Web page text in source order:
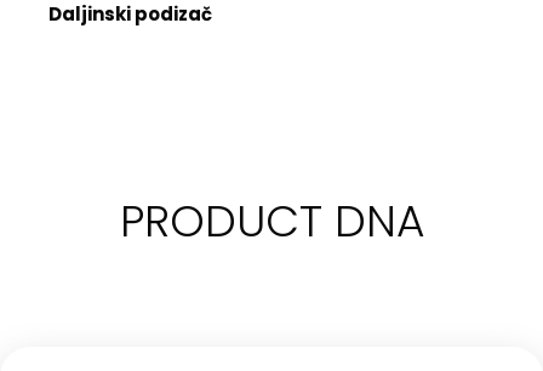
Daljinski podizač
PRODUCT DNA